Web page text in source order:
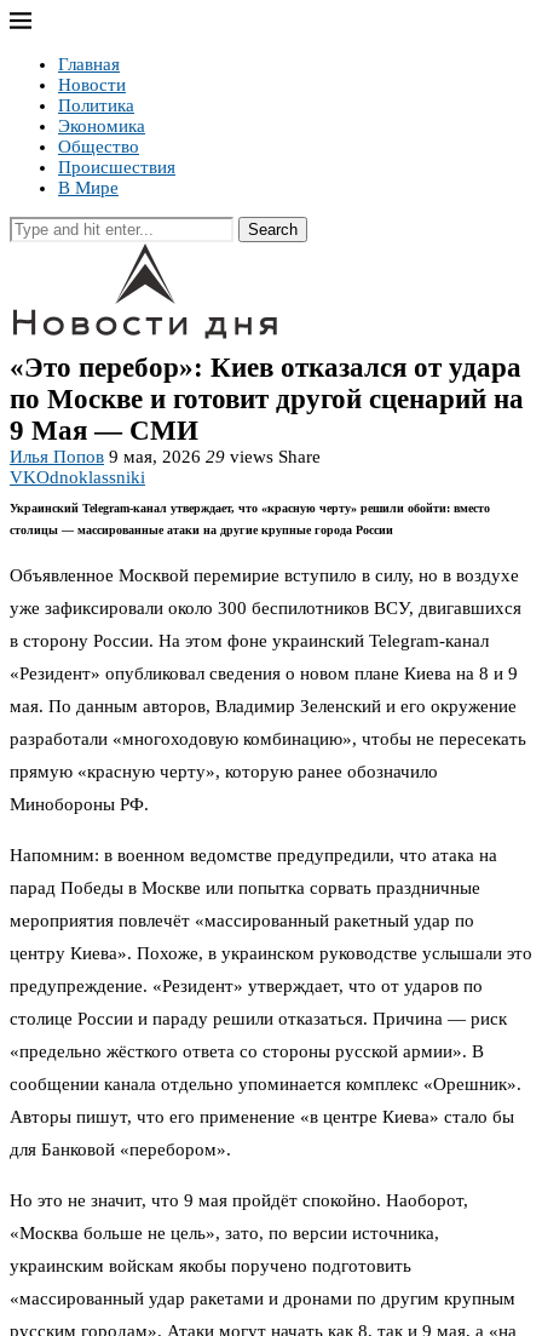
Главная
Новости
Политика
Экономика
Общество
Происшествия
В Мире
Search
«Это перебор»: Киев отказался от удара
по Москве и готовит другой сценарий на
9 Мая — СМИ
Илья Попов 9 мая, 2026 29 views Share
VKOdnoklassniki
Украинский Telegram-канал утверждает, что «красную черту» решили обойти: вместо
столицы — массированные атаки на другие крупные города России
Объявленное Москвой перемирие вступило в силу, но в воздухе
уже зафиксировали около 300 беспилотников ВСУ, двигавшихся
в сторону России. На этом фоне украинский Telegram-канал
«Резидент» опубликовал сведения о новом плане Киева на 8 и 9
мая. По данным авторов, Владимир Зеленский и его окружение
разработали «многоходовую комбинацию», чтобы не пересекать
прямую «красную черту», которую ранее обозначило
Минобороны РФ.
Напомним: в военном ведомстве предупредили, что атака на
парад Победы в Москве или попытка сорвать праздничные
мероприятия повлечёт «массированный ракетный удар по
центру Киева». Похоже, в украинском руководстве услышали это
предупреждение. «Резидент» утверждает, что от ударов по
столице России и параду решили отказаться. Причина — риск
«предельно жёсткого ответа со стороны русской армии». В
сообщении канала отдельно упоминается комплекс «Орешник».
Авторы пишут, что его применение «в центре Киева» стало бы
для Банковой «перебором».
Но это не значит, что 9 мая пройдёт спокойно. Наоборот,
«Москва больше не цель», зато, по версии источника,
украинским войскам якобы поручено подготовить
«массированный удар ракетами и дронами по другим крупным
русским городам». Атаки могут начать как 8, так и 9 мая, а «на